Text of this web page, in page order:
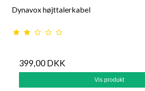
Dynavox højttalerkabel
399,00 DKK
Vis produkt